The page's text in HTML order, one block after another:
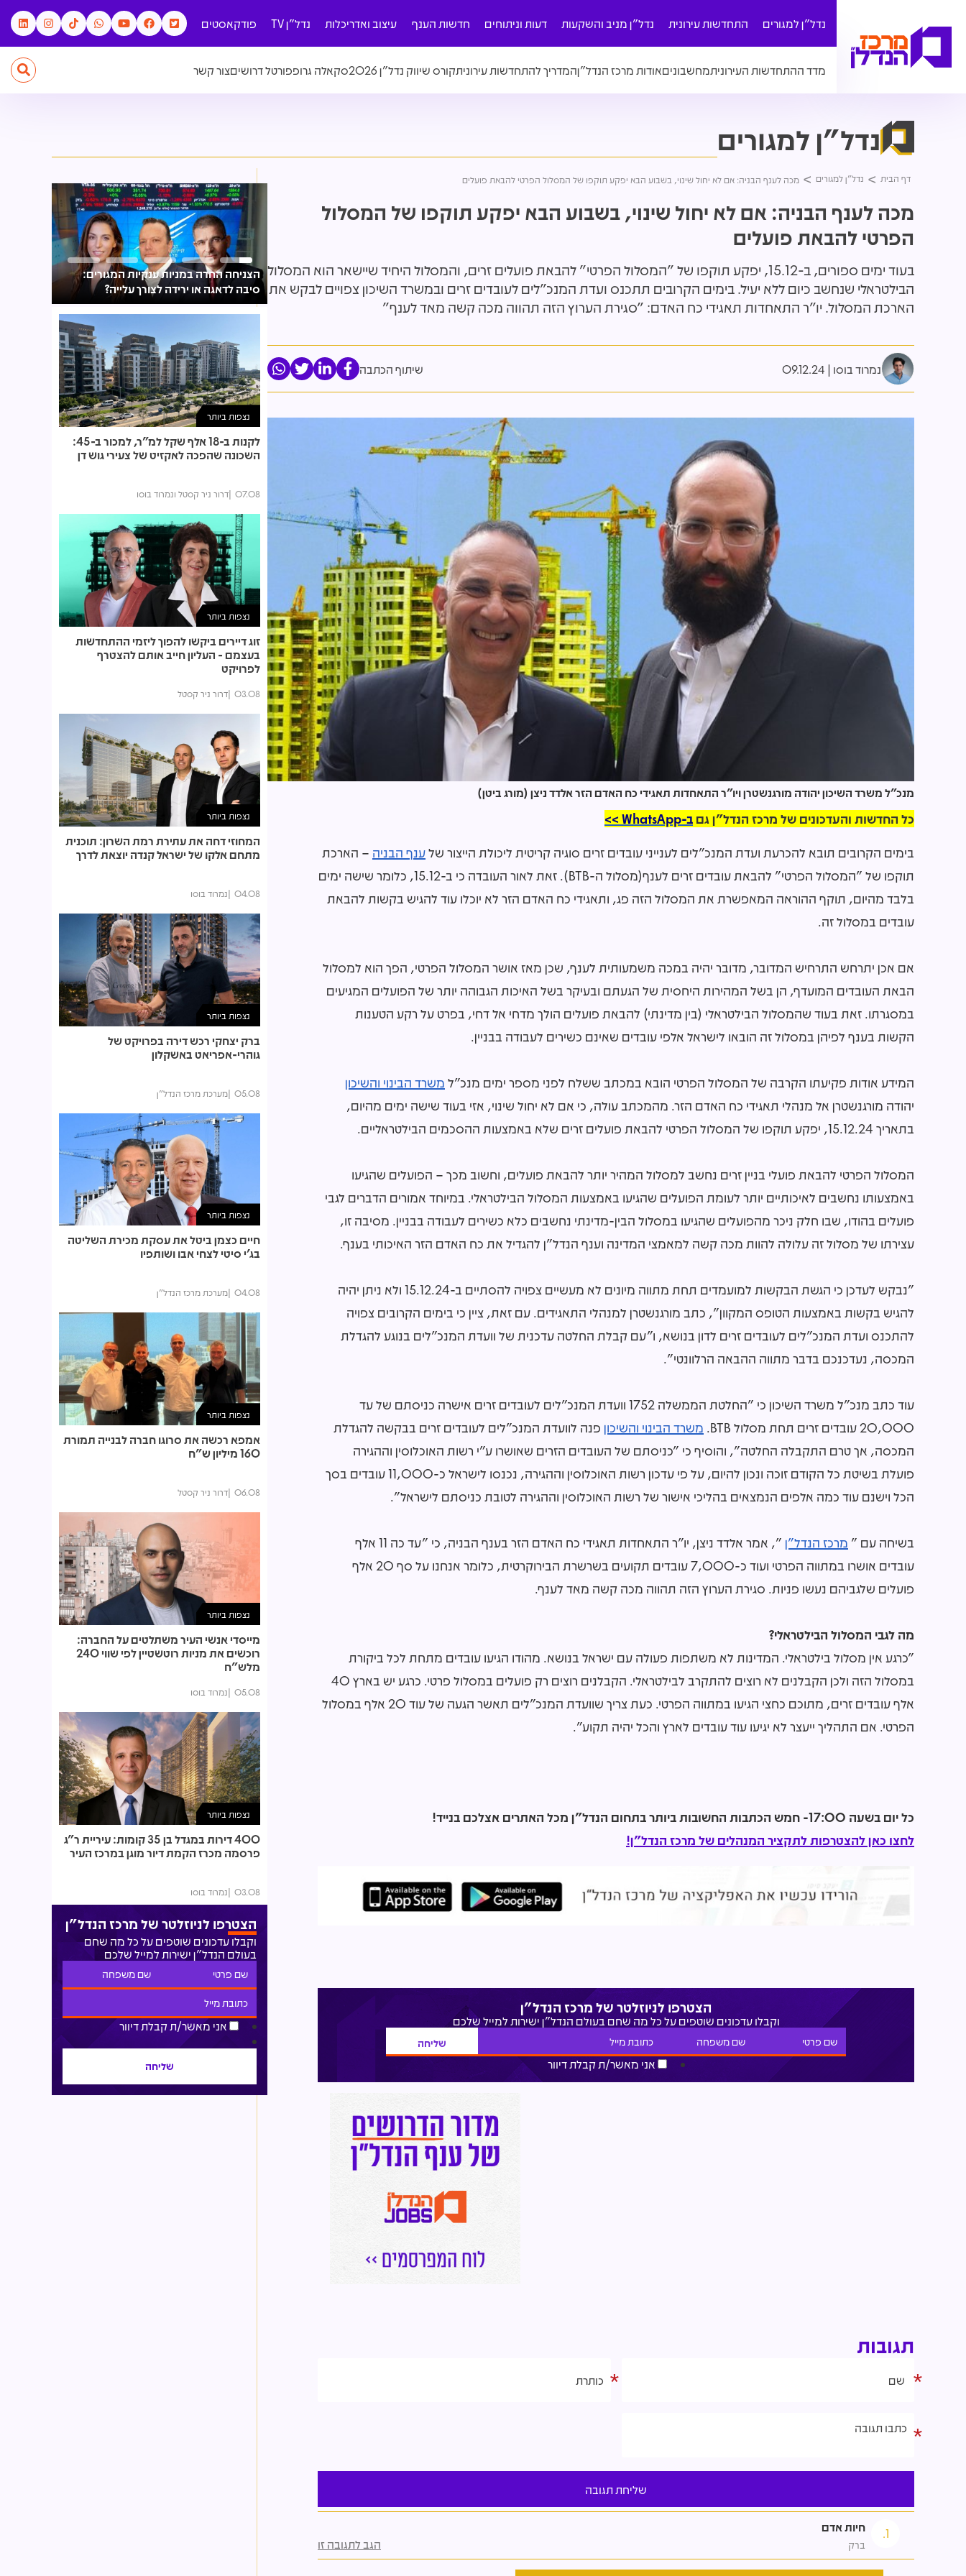
נדל"ן למגורים התחדשות עירונית נדל"ן מניב והשקעות דעות וניתוחים חדשות הענף עיצוב ואדריכלות נדל"ן TV פודקאסטים
מדד ההתחדשות העירוניתמחשבוניםאודות מרכז הנדל"ןהמדריך להתחדשות עירוניתקורס שיווק נדל"ן 2026 סקאלה גרופפורטל דרושיםצור קשר
נדל"ן למגורים
דף הבית נדל"ן למגורים מכה לענף הבניה: אם לא יחול שינוי, בשבוע הבא יפקע תוקפו של המסלול הפרטי להבאת פועלים
מכה לענף הבניה: אם לא יחול שינוי, בשבוע הבא יפקע תוקפו של המסלול
הפרטי להבאת פועלים
בעוד ימים ספורים, ב-15.12, יפקע תוקפו של "המסלול הפרטי" להבאת פועלים זרים, והמסלול היחיד שיישאר הוא המסלול
הבילטראלי שנחשב כיום ללא יעיל. בימים הקרובים תתכנס ועדת המנכ"לים לעובדים זרים ובמשרד השיכון צפויים לבקש את
הארכת המסלול. יו"ר התאחדות תאגידי כח האדם: "סגירת הערוץ הזה תהווה מכה קשה מאד לענף"
נמרוד בוסו 09.12.24 שיתוף הכתבה
מנכ"ל משרד השיכון יהודה מורגנשטרן ויו"ר התאחדות תאגידי כח האדם הזר אלדד ניצן (מורג ביטן)
כל החדשות והעדכונים של מרכז הנדל"ן גם ב-WhatsApp >>
בימים הקרובים תובא להכרעת ועדת המנכ"לים לענייני עובדים זרים סוגיה קריטית ליכולת הייצור שלענף הבניה – הארכת
תוקפו של "המסלול הפרטי" להבאת עובדים זרים לענף(מסלול ה-BTB). זאת לאור העובדה כי ב-15.12, כלומר שישה ימים
בלבד מהיום, תוקף ההוראה המאפשרת את המסלול הזה פג, ותאגידי כח האדם הזר לא יוכלו עוד להגיש בקשות להבאת
עובדים במסלול זה.
אם אכן יתרחש התרחיש המדובר, מדובר יהיה במכה משמעותית לענף, שכן מאז אושר המסלול הפרטי, הפך הוא למסלול
הבאת העובדים המועדף, הן בשל המהירות היחסית של הגעתם ובעיקר בשל האיכות הגבוהה יותר של הפועלים המגיעים
במסגרתו. זאת בעוד שהמסלול הבילטראלי (בין מדינתי) להבאת פועלים הולך מדחי אל דחי, בפרט על רקע הטענות
הקשות בענף לפיהן במסלול זה הובאו לישראל אלפי עובדים שאינם כשירים לעבודה בבניין.
המידע אודות פקיעתו הקרבה של המסלול הפרטי הובא במכתב ששלח לפני מספר ימים מנכ"ל משרד הבינוי והשיכון
יהודה מורגנשטרן אל מנהלי תאגידי כח האדם הזר. מהמכתב עולה, כי אם לא יחול שינוי, אזי בעוד שישה ימים מהיום,
בתאריך 15.12.24, יפקע תוקפו של המסלול הפרטי להבאת פועלים זרים שלא באמצעות ההסכמים הבילטראליים.
המסלול הפרטי להבאת פועלי בניין זרים נחשב למסלול המהיר יותר להבאת פועלים, וחשוב מכך – הפועלים שהגיעו
באמצעותו נחשבים לאיכותיים יותר לעומת הפועלים שהגיעו באמצעות המסלול הבילטראלי. במיוחד אמורים הדברים לגבי
פועלים בהודו, שבו חלק ניכר מהפועלים שהגיעו במסלול הבין-מדינתי נחשבים כלא כשירים לעבודה בבניין. מסיבה זו,
עצירתו של מסלול זה עלולה להוות מכה קשה למאמצי המדינה וענף הנדל"ן להגדיל את כח האדם הזר האיכותי בענף.
"נבקש לעדכן כי הגשת הבקשות למועמדים תחת מתווה מיונים לא מעשיים צפויה להסתיים ב-15.12.24 ולא ניתן יהיה
להגיש בקשות באמצעות הטופס המקוון", כתב מורגנשטרן למנהלי התאגידים. עם זאת, ציין כי בימים הקרובים צפויה
להתכנס ועדת המנכ"לים לעובדים זרים לדון בנושא, ו"עם קבלת החלטה עדכנית של וועדת המנכ"לים בנוגע להגדלת
המכסה, נעדכנכם בדבר מתווה ההבאה הרלוונטי".
עוד כתב מנכ"ל משרד השיכון כי "החלטת הממשלה 1752 וועדת המנכ"לים לעובדים זרים אישרה כניסתם של עד
20,000 עובדים זרים תחת מסלול BTB.
משרד הבינוי והשיכון פנה לוועדת המנכ"לים לעובדים זרים בבקשה להגדלת
המכסה, אך טרם התקבלה החלטה", והוסיף כי "כניסתם של העובדים הזרים שאושרו ע"י רשות האוכלוסין וההגירה
פועלת בשיטת כל הקודם זוכה ונכון להיום, על פי עדכון רשות האוכלוסין וההגירה, נכנסו לישראל כ-11,000 עובדים בסך
הכל וישנם עוד כמה אלפים הנמצאים בהליכי אישור של רשות האוכלוסין וההגירה לטובת כניסתם לישראל".
בשיחה עם " מרכז הנדל"ן
", אמר אלדד ניצן, יו"ר התאחדות תאגידי כח האדם הזר בענף הבניה, כי "עד כה 11 אלף
עובדים אושרו במתווה הפרטי ועוד כ-7,000 עובדים תקועים בשרשרת הבירוקרטית, כלומר אנחנו על סף 20 אלף
פועלים שלגביהם נעשו פניות. סגירת הערוץ הזה תהווה מכה קשה מאד לענף.
מה לגבי המסלול הבילטראלי?
"כרגע אין מסלול בילטראלי. המדינות לא משתפות פעולה עם ישראל בנושא. מהודו הגיעו עובדים מתחת לכל ביקורת
במסלול הזה ולכן הקבלנים לא רוצים להתקרב לבילטראלי. הקבלנים רוצים רק פועלים במסלול פרטי. כרגע יש בארץ 40
אלף עובדים זרים, מתוכם כחצי הגיעו במתווה הפרטי. כעת צריך שוועדת המנכ"לים תאשר הגעה של עוד 20 אלף במסלול
הפרטי. אם התהליך ייעצר לא יגיעו עוד עובדים לארץ והכל יהיה תקוע".
כל יום בשעה 17:00- חמש הכתבות החשובות ביותר בתחום הנדל"ן מכל האתרים אצלכם בנייד!
לחצו כאן להצטרפות לתקציר המנהלים של מרכז הנדל"ן!
הצטרפו לניוזלטר של מרכז הנדל"ן
וקבלו עדכונים שוטפים על כל מה שחם בעולם הנדל"ן ישירות למייל שלכם
אני מאשר/ת קבלת דיוור
תגובות
1. חיות אדם
ברק הגב לתגובה זו
הצניחה החדה במניות ענקיות המגורים:
סיבה לדאגה או ירידה לצורך עלייה?
נצפות ביותר
לקנות ב-18 אלף שקל למ"ר, למכור ב-45:
השכונה שהפכה לאקזיט של צעירי גוש דן
07.08 דרור ניר קסטל ונמרוד בוסו
נצפות ביותר
זוג דיירים ביקשו להפוך ליזמי ההתחדשות
בעצמם - העליון חייב אותם להצטרף
לפרויקט
03.08 דרור ניר קסטל
נצפות ביותר
המחוזי דחה את עתירת רמת השרון: תוכנית
מתחם אלקו של ישראל קנדה יוצאת לדרך
04.08 נמרוד בוסו
נצפות ביותר
ברק יצחקי רכש דירה בפרויקט של
גוהרי-אפריאט באשקלון
05.08 מערכת מרכז הנדל"ן
נצפות ביותר
חיים כצמן ביטל את עסקת מכירת השליטה
בג'י סיטי לצחי אבו ושותפיו
04.08 מערכת מרכז הנדל"ן
נצפות ביותר
אמפא רכשה את סרוגו חברה לבנייה תמורת
160 מיליון ש"ח
06.08 דרור ניר קסטל
נצפות ביותר
מייסדי אנשי העיר משתלטים על החברה:
רוכשים את מניות רוטשטיין לפי שווי 240
מלש"ח
05.08 נמרוד בוסו
נצפות ביותר
400 דירות במגדל בן 35 קומות: עיריית ר"ג
פרסמה מכרז הקמת דיור מוגן במרכז העיר
03.08 נמרוד בוסו
הצטרפו לניוזלטר של מרכז הנדל"ן
וקבלו עדכונים שוטפים על כל מה שחם
בעולם הנדל"ן ישירות למייל שלכם
אני מאשר/ת קבלת דיוור